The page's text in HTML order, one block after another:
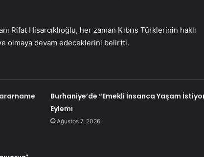
Rifat Hisarcıklıoğlu, her zaman Kıbrıs Türklerinin haklı
olmaya devam edeceklerini belirtti.
Burhaniye’de “Emekli İnsanca Yaşam
Eylemi
Ağustos 7, 2026